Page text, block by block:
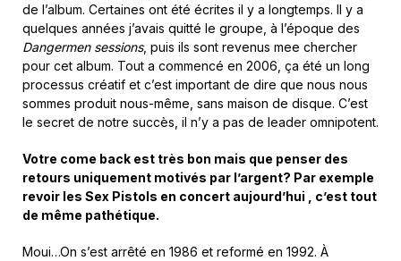
de l’album. Certaines ont été écrites il y a longtemps. Il y a
quelques années j’avais quitté le groupe, à l’époque des
Dangermen sessions, puis ils sont revenus mee chercher
pour cet album. Tout a commencé en 2006, ça été un long
processus créatif et c’est important de dire que nous nous
sommes produit nous-même, sans maison de disque. C’est
le secret de notre succès, il n’y a pas de leader omnipotent.
Votre come back est très bon mais que penser des
retours uniquement motivés par l’argent? Par exemple
revoir les Sex Pistols en concert aujourd’hui , c’est tout
de même pathétique.
Moui…On s’est arrêté en 1986 et reformé en 1992. À